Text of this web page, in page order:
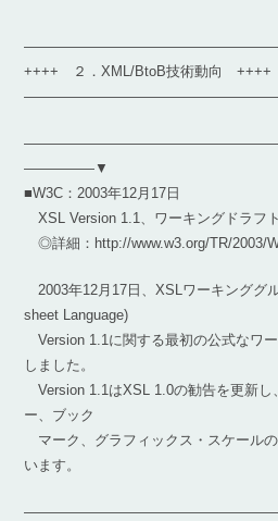
++++ ２．XML/BtoB技術動向 ++++
―――――▼
■W3C：2003年12月17日
XSL Version 1.1、ワーキングドラフ
◎詳細：http://www.w3.org/TR/2003/
2003年12月17日、XSLワーキンググ
sheet Language)
Version 1.1に関する最初の公式なワ
しました。
Version 1.1はXSL 1.0の勧告を更新し
ー、ブック
マーク、グラフィックス・スケール
います。